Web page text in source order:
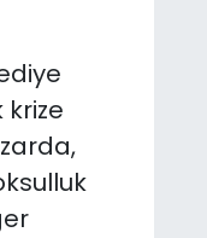
krize